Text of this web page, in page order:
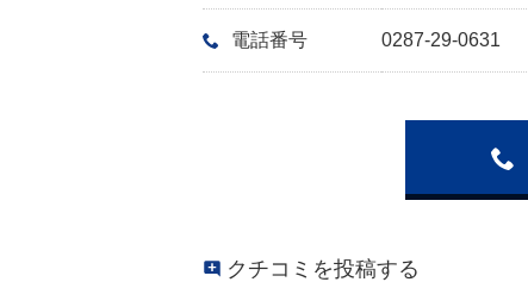
電話番号 0287-29-0631
クチコミを投稿する